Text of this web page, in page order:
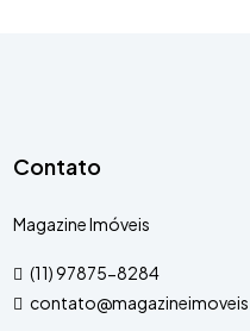
Contato
Magazine Imóveis
(11) 97875-8284